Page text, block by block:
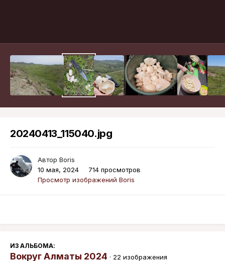
20240413_115040.jpg
Автор Boris
10 мая, 2024
714 просмотров
Просмотр изображений Boris
ИЗ АЛЬБОМА:
Вокруг Алматы 2024 · 22 изображения